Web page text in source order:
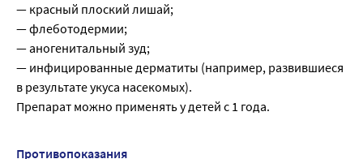
— красный плоский лишай;
— флеботодермии;
— аногенитальный зуд;
— инфицированные дерматиты (например, развившиеся
в результате укуса насекомых).
Препарат можно применять у детей с 1 года.
Противопоказания